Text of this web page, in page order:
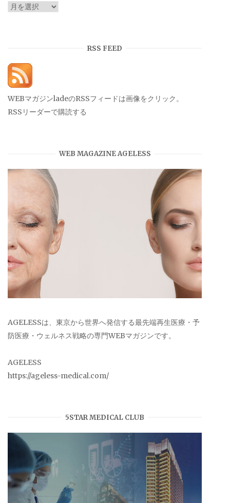
ア
RSS FEED
WEBマガジンladeのRSSフィードは画像をクリック。
RSSリーダーで購読する
WEB MAGAZINE AGELESS
AGELESSは、東京から世界へ発信する最先端再生医療・予
防医療・ウェルネス戦略の専門WEBマガジンです。
AGELESS
https://ageless-medical.com/
5STAR MEDICAL CLUB